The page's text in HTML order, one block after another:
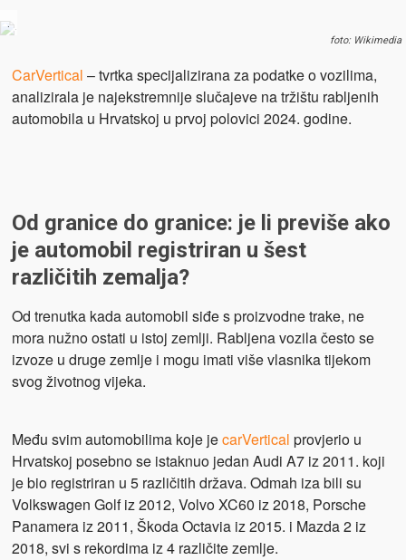
.
foto: Wikimedia
CarVertical – tvrtka specijalizirana za podatke o vozilima,
analizirala je najekstremnije slučajeve na tržištu rabljenih
automobila u Hrvatskoj u prvoj polovici 2024. godine.
Od granice do granice: je li previše ako
je automobil registriran u šest
različitih zemalja?
Od trenutka kada automobil siđe s proizvodne trake, ne
mora nužno ostati u istoj zemlji. Rabljena vozila često se
izvoze u druge zemlje i mogu imati više vlasnika tijekom
svog životnog vijeka.
Među svim automobilima koje jecarVertical provjerio u
Hrvatskoj posebno se istaknuo jedan Audi A7 iz 2011. koji
je bio registriran u 5 različitih država. Odmah iza bili su
Volkswagen Golf iz 2012, Volvo XC60 iz 2018, Porsche
Panamera iz 2011, Škoda Octavia iz 2015. i Mazda 2 iz
2018, svi s rekordima iz 4 različite zemlje.